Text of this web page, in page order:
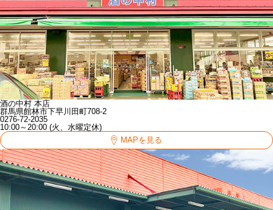
酒の中村 本店
群馬県館林市下早川田町708-2
0276-72-2035
10:00～20:00 (火、水曜定休)
MAPを見る